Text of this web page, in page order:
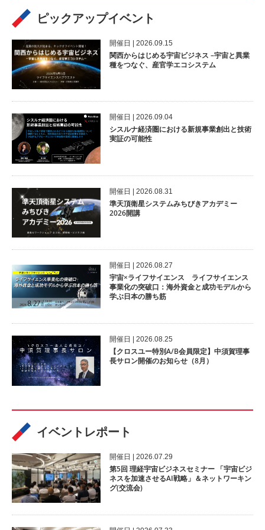
ピックアップイベント
開催⽇ | 2026.09.15
関西からはじめる宇宙ビジネス –宇宙と異業
種をつなぐ、産官学エコシステム
開催⽇ | 2026.09.04
シスルナ経済圏における新規事業創出と技術
実証の可能性
開催⽇ | 2026.08.31
準天頂衛星システムみちびきアカデミー
2026開講
開催⽇ | 2026.08.27
宇宙×ライフサイエンス ライフサイエンス
事業化の突破口：海外資金と成功モデルから
学ぶ日本の勝ち筋
開催⽇ | 2026.08.25
【クロスユー特別A/B会員限定】中須賀理事
長サロン開催のお知らせ（8月）
イベントレポート
開催⽇ | 2026.07.29
第5回 理経宇宙ビジネスセミナー 「宇宙ビジ
ネスを加速させるAI戦略」＆ネットワーキン
グ(交流会)